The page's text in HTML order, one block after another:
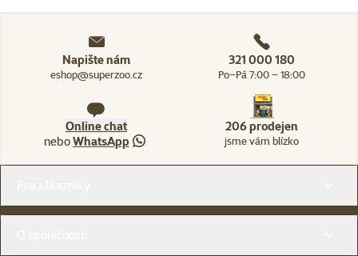
Napište nám
eshop@superzoo.cz
321 000 180
Po–Pá 7:00 – 18:00
Online chat
neboWhatsApp
206 prodejen
jsme vám blízko